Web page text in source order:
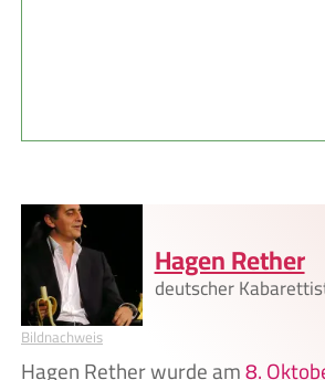
Bildnachweis
Hagen Rether
deutscher
Hagen Rether wurde am8.